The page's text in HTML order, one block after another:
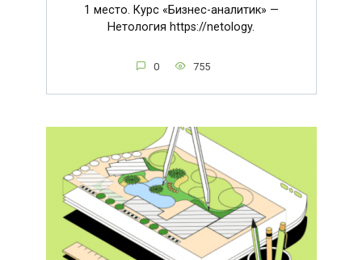
1 место. Курс «Бизнес-аналитик» —
Нетология https://netology.
0 755